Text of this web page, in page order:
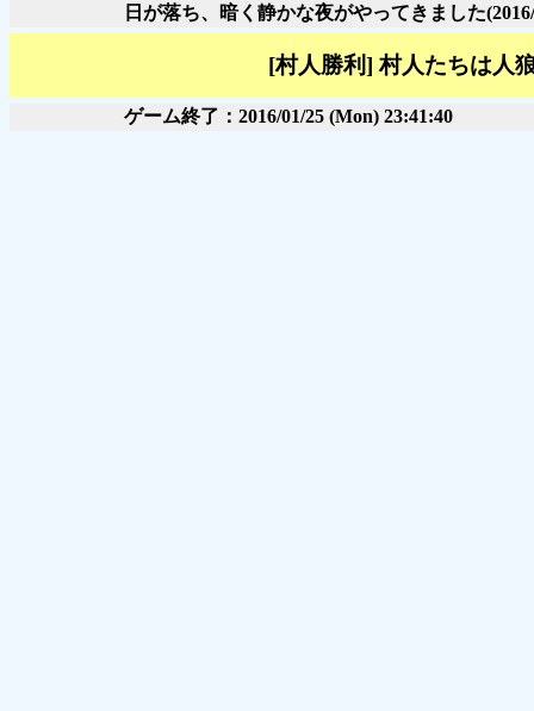
日が落ち、暗く静かな夜がやってきました
[村人勝利] 村人たちは人
ゲーム終了：2016/01/25 (Mon) 23:41:40